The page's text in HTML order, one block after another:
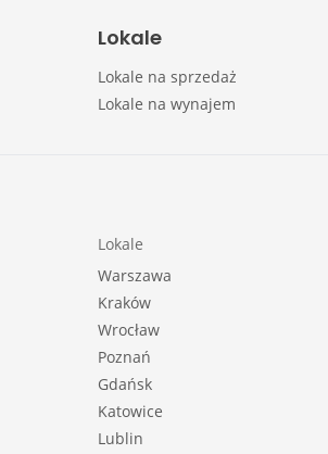
Lokale
Lokale na sprzedaż
Lokale na wynajem
Lokale
Warszawa
Kraków
Wrocław
Poznań
Gdańsk
Katowice
Lublin